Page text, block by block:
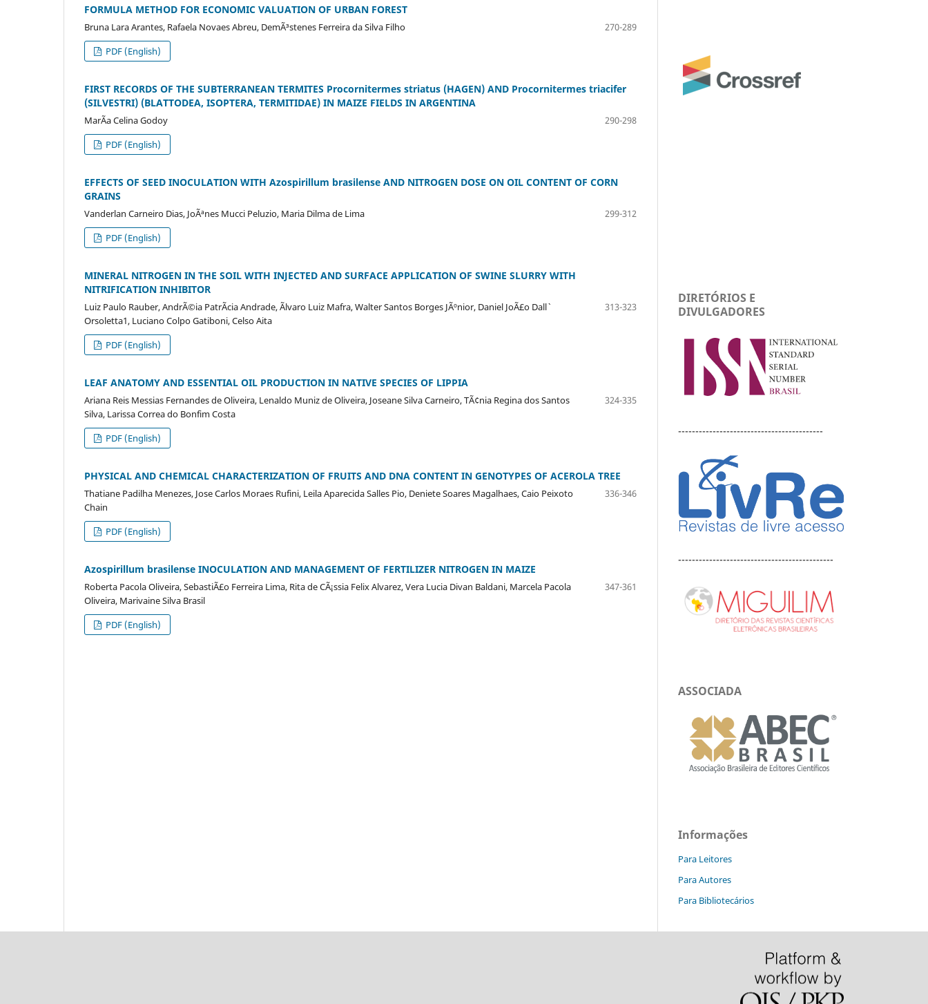
FORMULA METHOD FOR ECONOMIC VALUATION OF URBAN FOREST
Bruna Lara Arantes, Rafaela Novaes Abreu, DemÃ³stenes Ferreira da Silva Filho
270-289
PDF (English)
FIRST RECORDS OF THE SUBTERRANEAN TERMITES Procornitermes striatus (HAGEN) AND Procornitermes triacifer
(SILVESTRI) (BLATTODEA, ISOPTERA, TERMITIDAE) IN MAIZE FIELDS IN ARGENTINA
MarÃ­a Celina Godoy
290-298
PDF (English)
EFFECTS OF SEED INOCULATION WITH Azospirillum brasilense AND NITROGEN DOSE ON OIL CONTENT OF CORN
GRAINS
Vanderlan Carneiro Dias, JoÃªnes Mucci Peluzio, Maria Dilma de Lima
299-312
PDF (English)
MINERAL NITROGEN IN THE SOIL WITH INJECTED AND SURFACE APPLICATION OF SWINE SLURRY WITH
NITRIFICATION INHIBITOR
Luiz Paulo Rauber, AndrÃ©ia PatrÃ­cia Andrade, Ãlvaro Luiz Mafra, Walter Santos Borges JÃºnior, Daniel JoÃ£o Dall`
Orsoletta1, Luciano Colpo Gatiboni, Celso Aita
313-323
PDF (English)
LEAF ANATOMY AND ESSENTIAL OIL PRODUCTION IN NATIVE SPECIES OF LIPPIA
Ariana Reis Messias Fernandes de Oliveira, Lenaldo Muniz de Oliveira, Joseane Silva Carneiro, TÃ¢nia Regina dos Santos
Silva, Larissa Correa do Bonfim Costa
324-335
PDF (English)
PHYSICAL AND CHEMICAL CHARACTERIZATION OF FRUITS AND DNA CONTENT IN GENOTYPES OF ACEROLA TREE
Thatiane Padilha Menezes, Jose Carlos Moraes Rufini, Leila Aparecida Salles Pio, Deniete Soares Magalhaes, Caio Peixoto
Chain
336-346
PDF (English)
Azospirillum brasilense INOCULATION AND MANAGEMENT OF FERTILIZER NITROGEN IN MAIZE
Roberta Pacola Oliveira, SebastiÃ£o Ferreira Lima, Rita de CÃ¡ssia Felix Alvarez, Vera Lucia Divan Baldani, Marcela Pacola
Oliveira, Marivaine Silva Brasil
347-361
PDF (English)
DIRETÓRIOS E
DIVULGADORES
------------------------------------------
---------------------------------------------
ASSOCIADA
Informações
Para Leitores
Para Autores
Para Bibliotecários